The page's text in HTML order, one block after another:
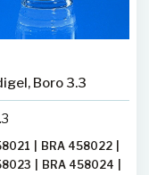
Boro 3.3
BRA 458022
BRA 458024